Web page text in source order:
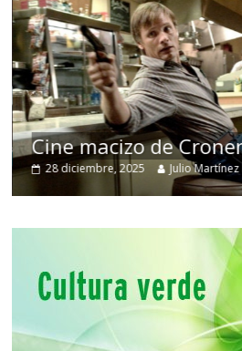
Cine macizo de
28 diciembre, 2025 Julio